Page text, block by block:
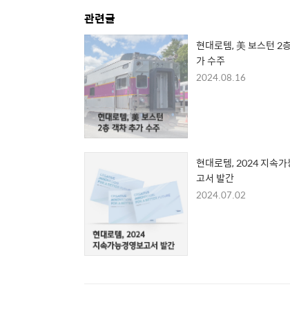
관련글
현대로템, 美 보스턴 2
가 수주
2024.08.16
현대로템, 2024 지속
고서 발간
2024.07.02